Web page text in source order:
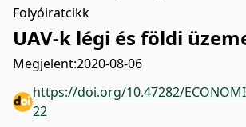
Folyóiratcikk
UAV-k légi és földi
Megjelent:2020-08-06
https://doi.org/10.47282/
22